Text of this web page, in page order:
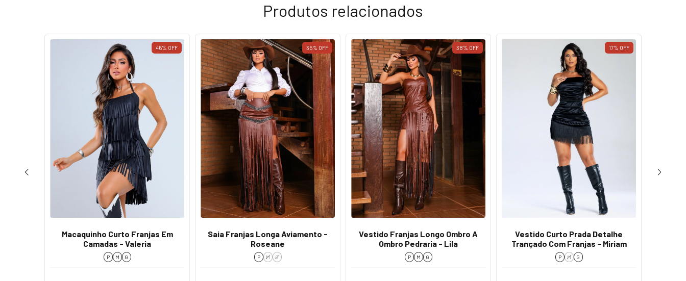
Produtos relacionados
46% OFF
Macaquinho Curto Franjas Em
Camadas - Valeria
P M G
35% OFF
Saia Franjas Longa Aviamento -
Roseane
P M G
38% OFF
Vestido Franjas Longo Ombro A
Ombro Pedraria - Lila
P M G
17% OFF
Vestido Curto Prada Detalhe
Trançado Com Franjas - Miriam
P M G